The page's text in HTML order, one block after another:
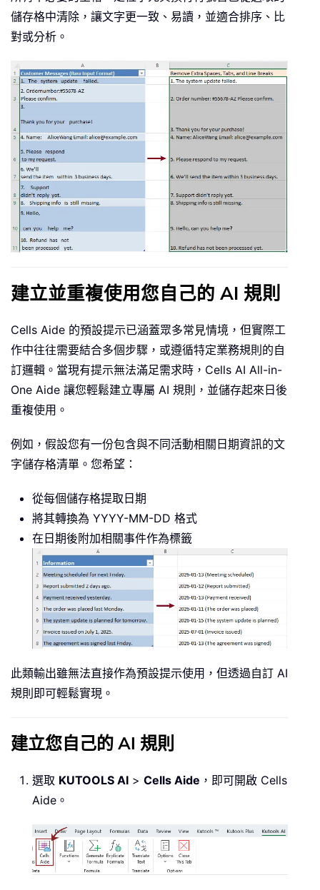
儲存格中清除，讓文字更一致、易讀，並適合排序、比
對或分析。
建立並重複使用您自己的 AI 規則
Cells Aide 的預設提示已涵蓋眾多常見情境，但實際工
作中往往需要結合多個步驟，或遵循特定業務規則的自
訂邏輯。當現有提示無法滿足需求時，Cells AI All-in-
One Aide 讓您輕鬆建立專屬 AI 規則，並儲存起來日後
重複使用。
例如，假設您有一份包含與不同活動相關日期資訊的文
字儲存格清單。您希望：
從每個儲存格提取日期
將其轉換為 YYYY-MM-DD 格式
在日期後附加相關事件作為標籤
此類輸出雖無法直接作為預設提示使用，但透過自訂 AI
規則即可輕鬆實現。
建立您自己的 AI 規則
選取 KUTOOLS AI > Cells Aide ，即可開啟 Cells
Aide。